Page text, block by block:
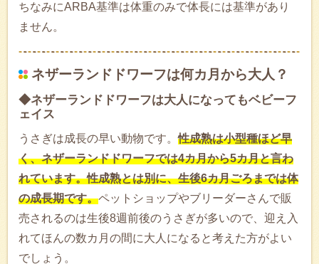
ちなみにARBA基準は体重のみで体長には基準があり
ません。
ネザーランドドワーフは何カ月から大人？
◆ネザーランドドワーフは大人になってもベビーフ
ェイス
うさぎは成長の早い動物です。性成熟は小型種ほど早
く、ネザーランドドワーフでは4カ月から5カ月と言わ
れています。性成熟とは別に、生後6カ月ごろまでは体
の成長期です。ペットショップやブリーダーさんで販
売されるのは生後8週前後のうさぎが多いので、迎え入
れてほんの数カ月の間に大人になると考えた方がよい
でしょう。